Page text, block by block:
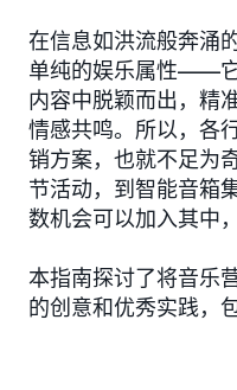
在信息如洪流般奔涌
单纯的娱乐属性——
内容中脱颖而出，精
情感共鸣。所以，各
销方案，也就不足为
节活动，到智能音箱
数机会可以加入其中
本指南探讨了将音乐
的创意和优秀实践，